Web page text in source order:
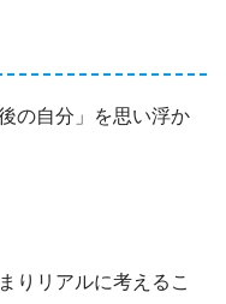
の自分」を思い浮か
りリアルに考えるこ